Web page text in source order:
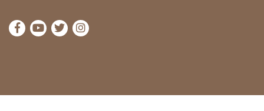
visit Cammini Emilia-Romagna Facebook profile
visit Cammini Emilia-Romagna YouTube profile
visit Cammini Emilia-Romagna Twitter
visit Cammini Emilia-Romagna